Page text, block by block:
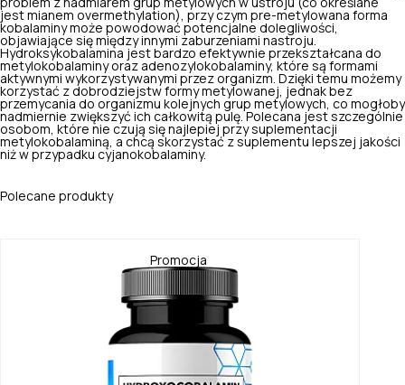
problem z nadmiarem grup metylowych w ustroju (co określane
jest mianem overmethylation), przy czym pre-metylowana forma
kobalaminy może powodować potencjalne dolegliwości,
objawiające się między innymi zaburzeniami nastroju.
Hydroksykobalamina jest bardzo efektywnie przekształcana do
metylokobalaminy oraz adenozylokobalaminy, które są formami
aktywnymi wykorzystywanymi przez organizm. Dzięki temu możemy
korzystać z dobrodziejstw formy metylowanej, jednak bez
przemycania do organizmu kolejnych grup metylowych, co mogłoby
nadmiernie zwiększyć ich całkowitą pulę. Polecana jest szczególnie
osobom, które nie czują się najlepiej przy suplementacji
metylokobalaminą, a chcą skorzystać z suplementu lepszej jakości
niż w przypadku cyjanokobalaminy.
Polecane produkty
Promocja